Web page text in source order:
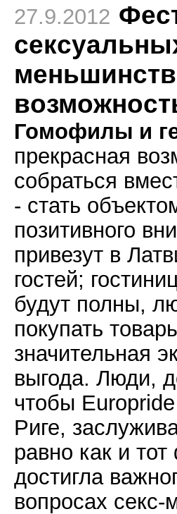
27.9.2012
Гомофилы и
прекрасная
собраться
- стать
позитивного
привезут в
гостей;
будут полны,
покупать
значительная
выгода. Люди,
чтобы
Риге,
равно как и
достигла
вопросах секс-